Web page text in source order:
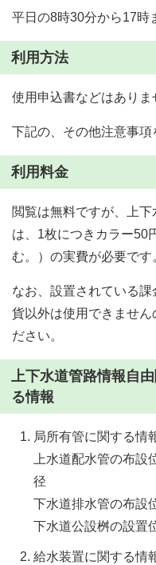
平日の8時30分から17時
利用方法
使用申込書などはありま
下記の、その他注意事項
利用料金
閲覧は無料ですが、上
は、1枚につきカラー50
む。）の実費が必要です
なお、設置されている
貨以外は使用できません
ださい。
上下水道管路情報自
る情報
局所有管に関する情
上水道配水管の布
径
下水道排水管の布設
下水道公設桝の設置
給水装置に関する情